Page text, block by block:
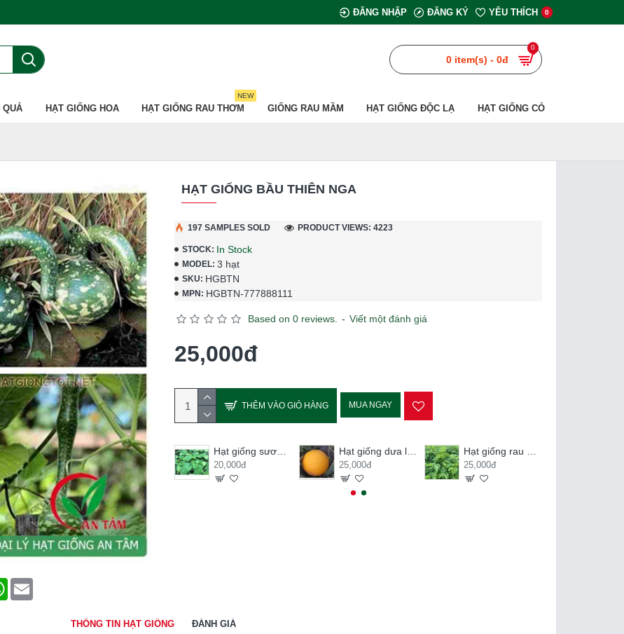
ĐĂNG NHẬP ĐĂNG KÝ YÊU THÍCH 0
0 item(s) - 0đ
0
QUẢ HẠT GIỐNG HOA HẠT GIỐNG RAU THƠM
NEW
GIỐNG RAU MẦM HẠT GIỐNG ĐỘC LẠ HẠT GIỐNG CỎ
WhatsApp
HẠT GIỐNG BẦU THIÊN NGA
STOCK: In Stock
MODEL: 3 hạt
SKU: HGBTN
MPN: HGBTN-777888111
197 SAMPLES SOLD PRODUCT VIEWS: 4223
Based on 0 reviews. - Viết một đánh giá
25,000đ
THÊM VÀO GIỎ HÀNG MUA NGAY
20,000đ
Hạt giống dưa lê kim hoàng hậu
25,000đ 25,000đ
THÔNG TIN HẠT GIỐNG ĐÁNH GIÁ